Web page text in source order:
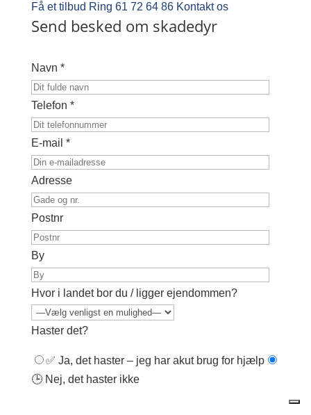
Få et tilbud Ring 61 72 64 86 Kontakt os
Send besked om skadedyr
Navn *
Telefon *
E-mail *
Adresse
Postnr
By
Hvor i landet bor du / ligger ejendommen?
Haster det?
✅ Ja, det haster – jeg har akut brug for hjælp
🕒 Nej, det haster ikke